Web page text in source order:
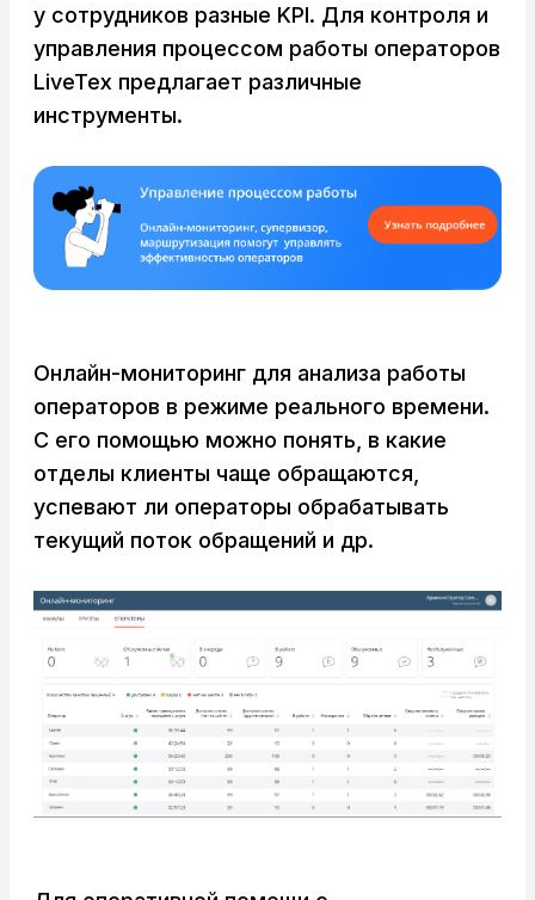
у сотрудников разные KPI. Для контроля и
управления процессом работы операторов
LiveTex предлагает различные
инструменты.
Онлайн-мониторинг для анализа работы
операторов в режиме реального времени.
С его помощью можно понять, в какие
отделы клиенты чаще обращаются,
успевают ли операторы обрабатывать
текущий поток обращений и др.